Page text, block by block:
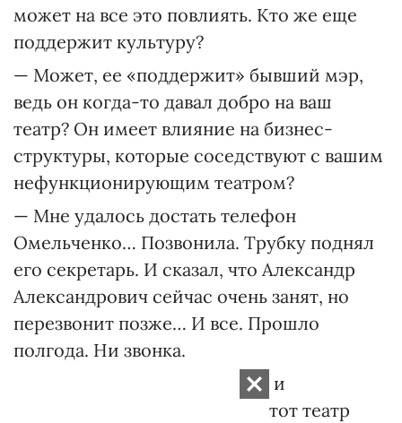
может на все это повлиять. Кто же еще
поддержит культуру?
— Может, ее «поддержит» бывший мэр,
ведь он когда-то давал добро на ваш
театр? Он имеет влияние на бизнес-
структуры, которые соседствуют с вашим
нефункционирующим театром?
— Мне удалось достать телефон
Омельченко… Позвонила. Трубку поднял
его секретарь. И сказал, что Александр
Александ­рович сейчас очень занят, но
перезвонит позже… И все. Прошло
полгода. Ни звонка.
Я уже не знаю, может, он сам и
заинтересован в том, чтобы этот театр